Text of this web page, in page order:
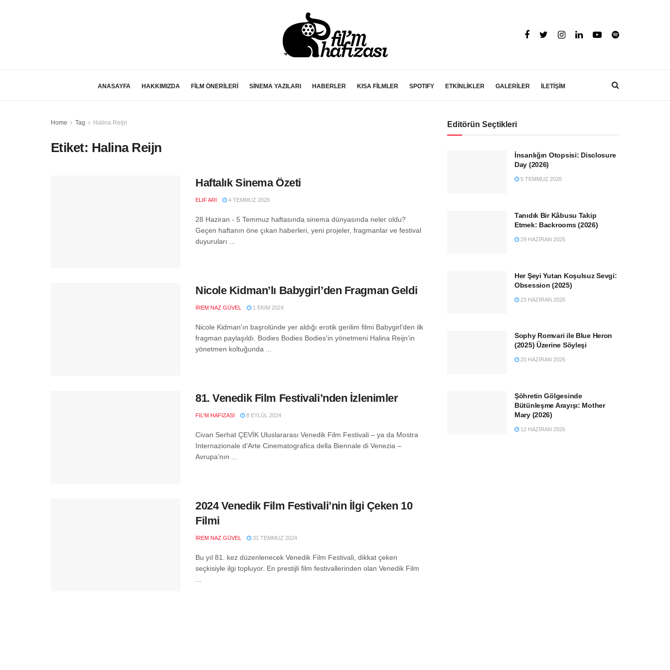
ANASAYFA HAKKIMIZDA FİLM ÖNERİLERİ SİNEMA YAZILARI HABERLER KISA FİLMLER SPOTIFY ETKİNLİKLER GALERİLER İLETİŞİM
Home Tag Halina Reijn
Etiket: Halina Reijn
Haftalık Sinema Özeti
ELIF ARI 4 TEMMUZ 2026
28 Haziran - 5 Temmuz haftasında sinema dünyasında neler oldu?
Geçen haftanın öne çıkan haberleri, yeni projeler, fragmanlar ve festival
duyuruları ...
Nicole Kidman’lı Babygirl’den Fragman Geldi
İREM NAZ GÜVEL 1 EKIM 2024
Nicole Kidman'ın başrolünde yer aldığı erotik gerilim filmi Babygirl'den ilk
fragman paylaşıldı. Bodies Bodies Bodies'in yönetmeni Halina Reijn'in
yönetmen koltuğunda ...
81. Venedik Film Festivali’nden İzlenimler
FIL'M HAFIZASI 8 EYLÜL 2024
Civan Serhat ÇEVİK Uluslararası Venedik Film Festivali – ya da Mostra
Internazionale d'Arte Cinematografica della Biennale di Venezia –
Avrupa’nın ...
2024 Venedik Film Festivali’nin İlgi Çeken 10
Filmi
İREM NAZ GÜVEL 31 TEMMUZ 2024
Bu yıl 81. kez düzenlenecek Venedik Film Festivali, dikkat çeken
seçkisiyle ilgi topluyor. En prestijli film festivallerinden olan Venedik Film
Editörün Seçtikleri
İnsanlığın Otopsisi: Disclosure
Day (2026)
5 TEMMUZ 2026
Tanıdık Bir Kâbusu Takip
Etmek: Backrooms (2026)
29 HAZIRAN 2026
Her Şeyi Yutan Koşulsuz Sevgi:
Obsession (2025)
23 HAZIRAN 2026
Sophy Romvari ile Blue Heron
(2025) Üzerine Söyleşi
20 HAZIRAN 2026
Şöhretin Gölgesinde
Bütünleşme Arayışı: Mother
Mary (2026)
12 HAZIRAN 2026